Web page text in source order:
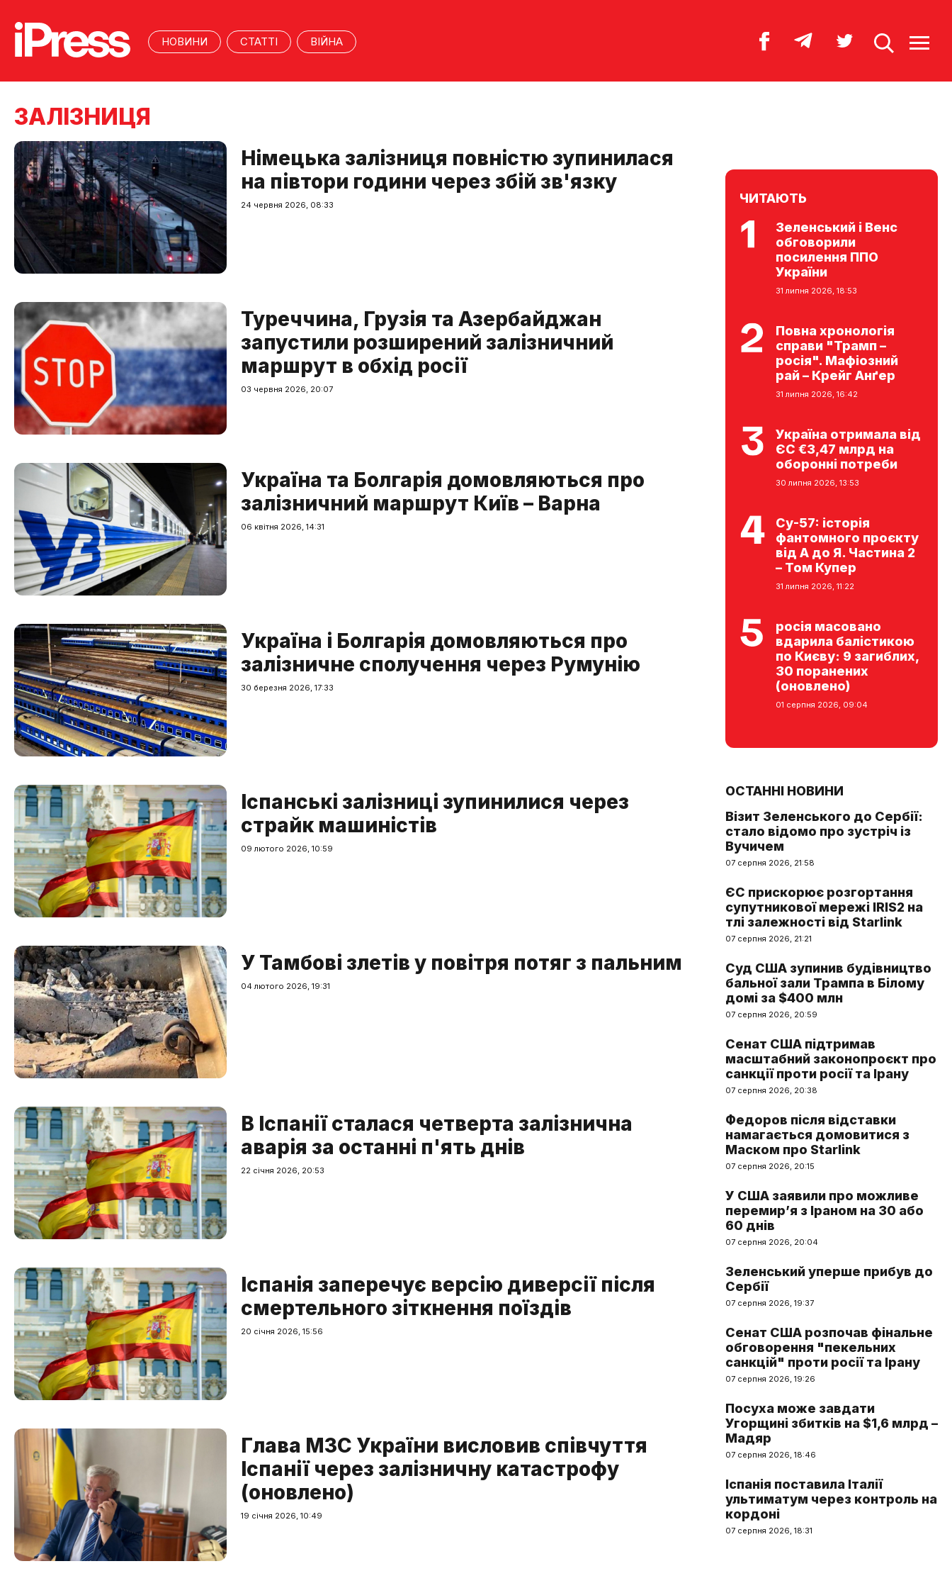
НОВИНИ СТАТТІ ВІЙНА
ЗАЛІЗНИЦЯ
Німецька залізниця повністю зупинилася
на півтори години через збій зв'язку
24 червня 2026, 08:33
Туреччина, Грузія та Азербайджан
запустили розширений залізничний
маршрут в обхід росії
03 червня 2026, 20:07
Україна та Болгарія домовляються про
залізничний маршрут Київ – Варна
06 квітня 2026, 14:31
Україна і Болгарія домовляються про
залізничне сполучення через Румунію
30 березня 2026, 17:33
Іспанські залізниці зупинилися через
страйк машиністів
09 лютого 2026, 10:59
У Тамбові злетів у повітря потяг з пальним
04 лютого 2026, 19:31
В Іспанії сталася четверта залізнична
аварія за останні п'ять днів
22 січня 2026, 20:53
Іспанія заперечує версію диверсії після
смертельного зіткнення поїздів
20 січня 2026, 15:56
Глава МЗС України висловив співчуття
Іспанії через залізничну катастрофу
(оновлено)
19 січня 2026, 10:49
ЧИТАЮТЬ
Зеленський і Венс
обговорили
посилення ППО
України
31 липня 2026, 18:53
Повна хронологія
справи "Трамп –
росія". Мафіозний
рай – Крейг Анґер
31 липня 2026, 16:42
Україна отримала від
ЄС €3,47 млрд на
оборонні потреби
30 липня 2026, 13:53
Су-57: історія
фантомного проєкту
від А до Я. Частина 2
– Том Купер
31 липня 2026, 11:22
росія масовано
вдарила балістикою
по Києву: 9 загиблих,
30 поранених
(оновлено)
01 серпня 2026, 09:04
ОСТАННІ НОВИНИ
Візит Зеленського до Сербії:
стало відомо про зустріч із
Вучичем
07 серпня 2026, 21:58
ЄС прискорює розгортання
супутникової мережі IRIS2 на
тлі залежності від Starlink
07 серпня 2026, 21:21
Суд США зупинив будівництво
бальної зали Трампа в Білому
домі за $400 млн
07 серпня 2026, 20:59
Сенат США підтримав
масштабний законопроєкт про
санкції проти росії та Ірану
07 серпня 2026, 20:38
Федоров після відставки
намагається домовитися з
Маском про Starlink
07 серпня 2026, 20:15
У США заявили про можливе
перемир’я з Іраном на 30 або
60 днів
07 серпня 2026, 20:04
Зеленський уперше прибув до
Сербії
07 серпня 2026, 19:37
Сенат США розпочав фінальне
обговорення "пекельних
санкцій" проти росії та Ірану
07 серпня 2026, 19:26
Посуха може завдати
Угорщині збитків на $1,6 млрд –
Мадяр
07 серпня 2026, 18:46
Іспанія поставила Італії
ультиматум через контроль на
кордоні
07 серпня 2026, 18:31